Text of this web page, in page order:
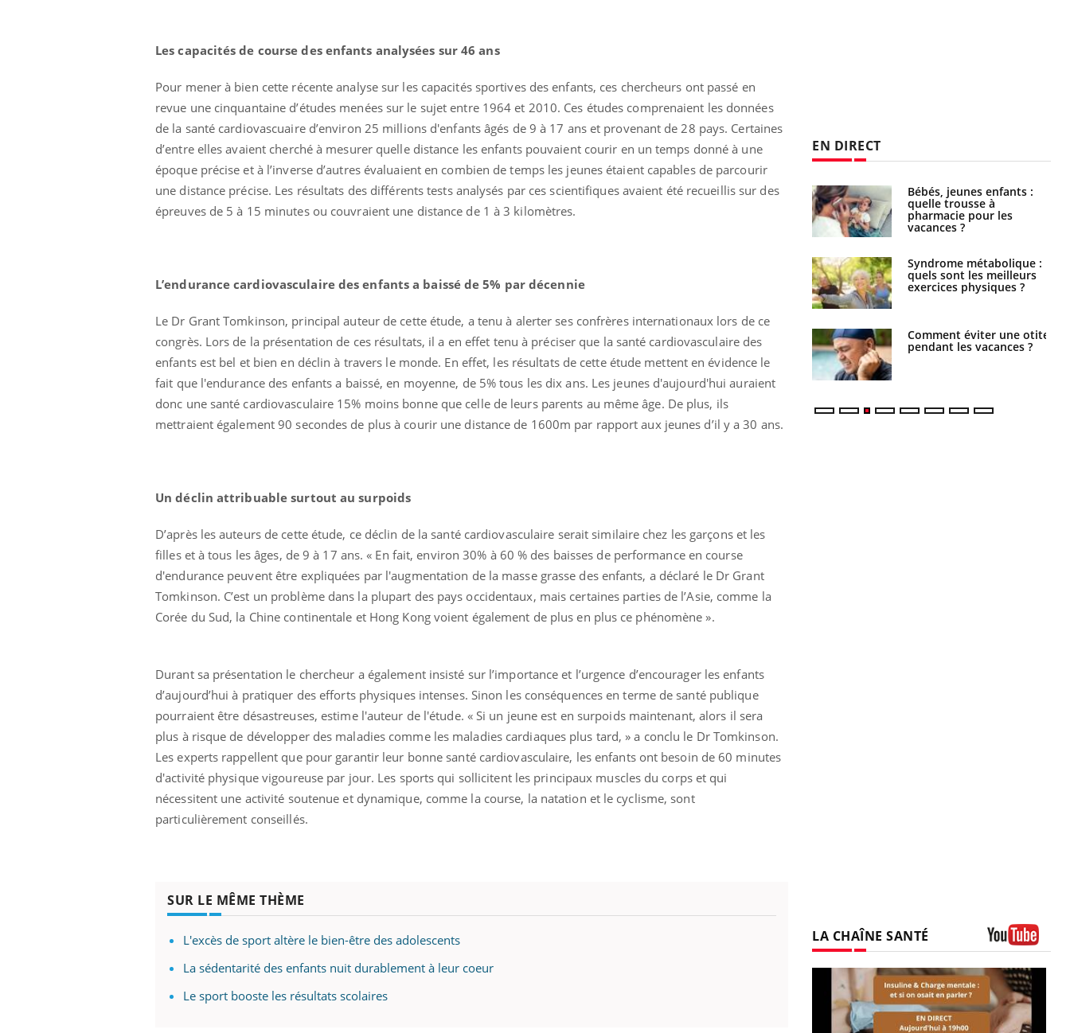
Les capacités de course des enfants analysées sur 46 ans
Pour mener à bien cette récente analyse sur les capacités sportives des enfants, ces chercheurs ont passé en
revue une cinquantaine d’études menées sur le sujet entre 1964 et 2010. Ces études comprenaient les données
de la santé cardiovascuaire d’environ 25 millions d'enfants âgés de 9 à 17 ans et provenant de 28 pays. Certaines
d’entre elles avaient cherché à mesurer quelle distance les enfants pouvaient courir en un temps donné à une
époque précise et à l’inverse d’autres évaluaient en combien de temps les jeunes étaient capables de parcourir
une distance précise. Les résultats des différents tests analysés par ces scientifiques avaient été recueillis sur des
épreuves de 5 à 15 minutes ou couvraient une distance de 1 à 3 kilomètres.
L’endurance cardiovasculaire des enfants a baissé de 5% par décennie
Le Dr Grant Tomkinson, principal auteur de cette étude, a tenu à alerter ses confrères internationaux lors de ce
congrès. Lors de la présentation de ces résultats, il a en effet tenu à préciser que la santé cardiovasculaire des
enfants est bel et bien en déclin à travers le monde. En effet, les résultats de cette étude mettent en évidence le
fait que l'endurance des enfants a baissé, en moyenne, de 5% tous les dix ans. Les jeunes d'aujourd'hui auraient
donc une santé cardiovasculaire 15% moins bonne que celle de leurs parents au même âge. De plus, ils
mettraient également 90 secondes de plus à courir une distance de 1600m par rapport aux jeunes d’il y a 30 ans.
Un déclin attribuable surtout au surpoids
D’après les auteurs de cette étude, ce déclin de la santé cardiovasculaire serait similaire chez les garçons et les
filles et à tous les âges, de 9 à 17 ans. « En fait, environ 30% à 60 % des baisses de performance en course
d'endurance peuvent être expliquées par l'augmentation de la masse grasse des enfants, a déclaré le Dr Grant
Tomkinson. C’est un problème dans la plupart des pays occidentaux, mais certaines parties de l’Asie, comme la
Corée du Sud, la Chine continentale et Hong Kong voient également de plus en plus ce phénomène ».
Durant sa présentation le chercheur a également insisté sur l’importance et l’urgence d’encourager les enfants
d’aujourd’hui à pratiquer des efforts physiques intenses. Sinon les conséquences en terme de santé publique
pourraient être désastreuses, estime l'auteur de l'étude. « Si un jeune est en surpoids maintenant, alors il sera
plus à risque de développer des maladies comme les maladies cardiaques plus tard, » a conclu le Dr Tomkinson.
Les experts rappellent que pour garantir leur bonne santé cardiovasculaire, les enfants ont besoin de 60 minutes
d'activité physique vigoureuse par jour. Les sports qui sollicitent les principaux muscles du corps et qui
nécessitent une activité soutenue et dynamique, comme la course, la natation et le cyclisme, sont
particulièrement conseillés.
SUR LE MÊME THÈME
L'excès de sport altère le bien-être des adolescents
La sédentarité des enfants nuit durablement à leur coeur
Le sport booste les résultats scolaires
EN DIRECT
Les crises d’angoisse
peuvent-elles survenir
sans raison apparente ?
maladie ?
Et si les caries pouvaient
bientôt disparaître sans
plombage ?
Éclipse solaire du 12 août
Mon enfant est-il trop
sensible ou simplement
très empathique ?
Bébés, jeunes enfants :
quelle trousse à
pharmacie pour les
vacances ?
Syndrome métabolique :
quels sont les meilleurs
exercices physiques ?
Comment éviter une otite
pendant les vacances ?
LA CHAÎNE SANTÉ